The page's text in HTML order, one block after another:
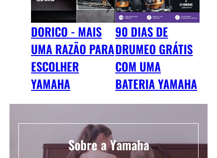
DORICO - MAIS
UMA RAZÃO PARA
ESCOLHER
YAMAHA
90 DIAS DE
DRUMEO GRÁTIS
COM UMA
BATERIA YAMAHA
Sobre a Yamaha